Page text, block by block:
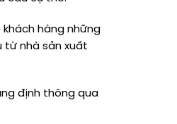
khách hàng những
từ nhà sản xuất
định thông qua